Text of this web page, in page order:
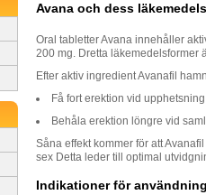
Avana och dess
Oral tabletter Avana innehåller
200 mg. Dretta läkemedelsformer
Efter aktiv ingredient Avanafil
Få fort erektion vid
Behåla erektion löngre vid
Såna effekt kommer för att
sex Detta leder till optimal
Indikationer för användning